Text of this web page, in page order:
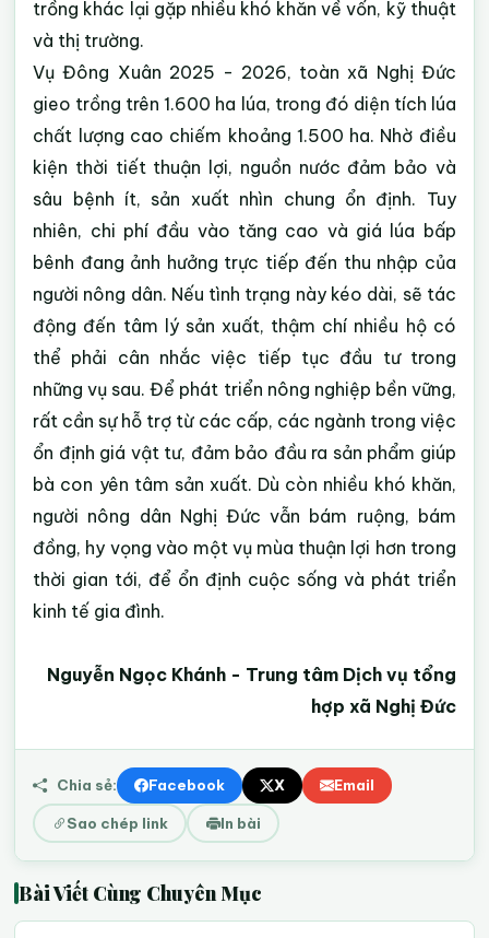
trồng khác lại gặp nhiều khó khăn về vốn, kỹ thuật
và thị trường.
Vụ Đông Xuân 2025 - 2026, toàn xã Nghị Đức
gieo trồng trên 1.600 ha lúa, trong đó diện tích lúa
chất lượng cao chiếm khoảng 1.500 ha. Nhờ điều
kiện thời tiết thuận lợi, nguồn nước đảm bảo và
sâu bệnh ít, sản xuất nhìn chung ổn định. Tuy
nhiên, chi phí đầu vào tăng cao và giá lúa bấp
bênh đang ảnh hưởng trực tiếp đến thu nhập của
người nông dân. Nếu tình trạng này kéo dài, sẽ tác
động đến tâm lý sản xuất, thậm chí nhiều hộ có
thể phải cân nhắc việc tiếp tục đầu tư trong
những vụ sau. Để phát triển nông nghiệp bền vững,
rất cần sự hỗ trợ từ các cấp, các ngành trong việc
ổn định giá vật tư, đảm bảo đầu ra sản phẩm giúp
bà con yên tâm sản xuất. Dù còn nhiều khó khăn,
người nông dân Nghị Đức vẫn bám ruộng, bám
đồng, hy vọng vào một vụ mùa thuận lợi hơn trong
thời gian tới, để ổn định cuộc sống và phát triển
kinh tế gia đình.
Nguyễn Ngọc Khánh - Trung tâm Dịch vụ tổng
hợp xã Nghị Đức
Chia sẻ: Facebook X Email
Sao chép link In bài
Bài Viết Cùng Chuyên Mục